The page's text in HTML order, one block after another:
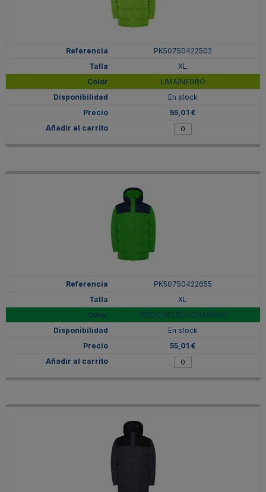
PK50750422502
XL
LIMA/NEGRO
En stock
55,01 €
PK50750422655
XL
VERDE HELECHO/MARINO
En stock
55,01 €